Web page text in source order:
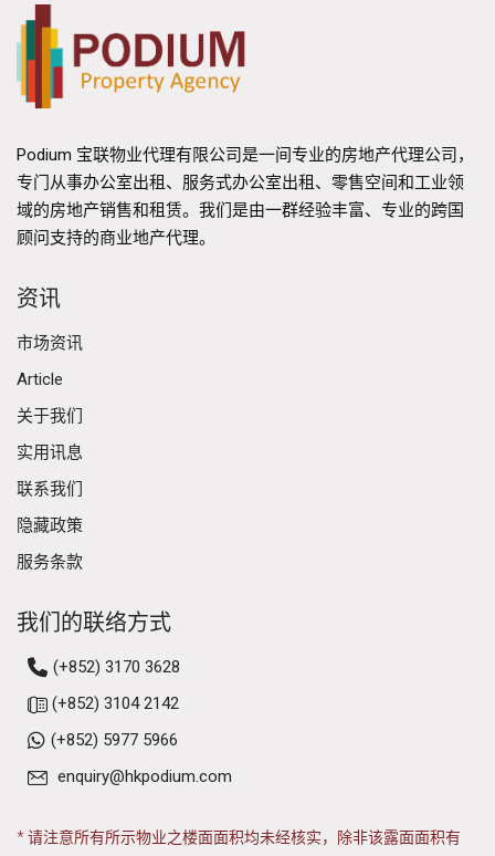
Podium 宝联物业代理有限公司是一间专业的房地产代理公司，
专门从事办公室出租、服务式办公室出租、零售空间和工业领
域的房地产销售和租赁。我们是由一群经验丰富、专业的跨国
顾问支持的商业地产代理。
资讯
市场资讯
Article
关于我们
实用讯息
联系我们
隐藏政策
服务条款
我们的联络方式
(+852) 3170 3628
(+852) 3104 2142
(+852) 5977 5966
enquiry@hkpodium.com
* 请注意所有所示物业之楼面面积均未经核实，除非该露面面积有